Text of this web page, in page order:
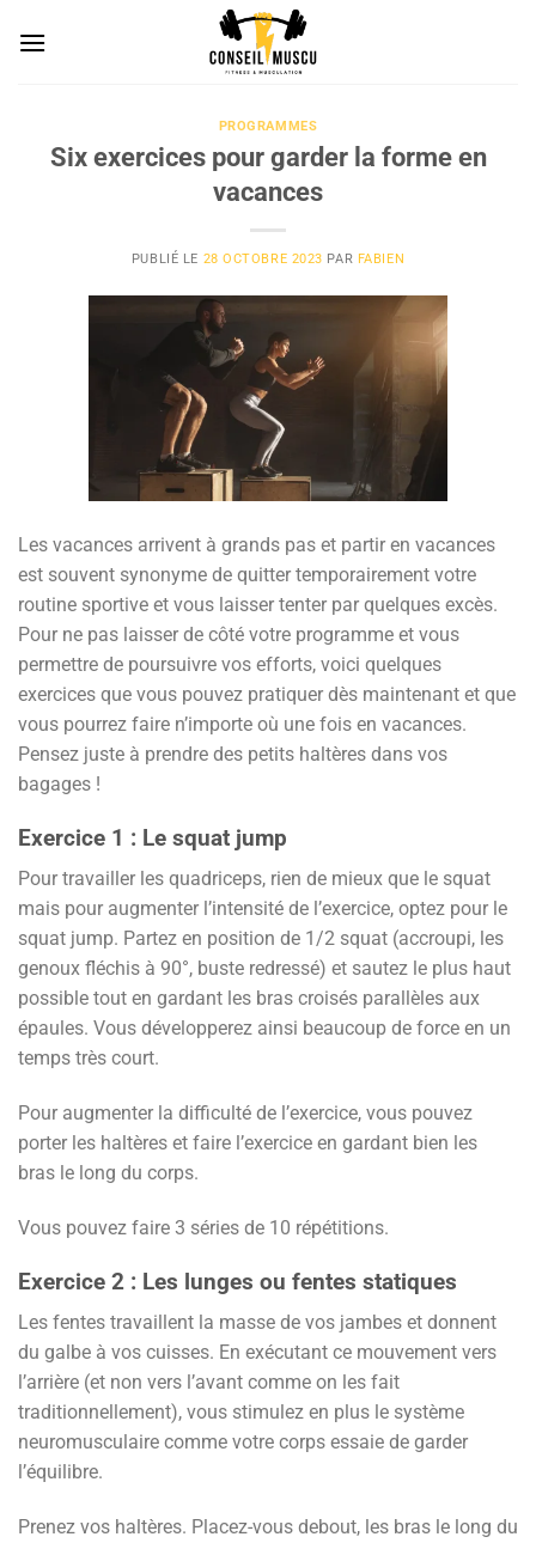
PROGRAMMES
Six exercices pour garder la forme en
vacances
PUBLIÉ LE 28 OCTOBRE 2023 PAR FABIEN
Les vacances arrivent à grands pas et partir en vacances
est souvent synonyme de quitter temporairement votre
routine sportive et vous laisser tenter par quelques excès.
Pour ne pas laisser de côté votre programme et vous
permettre de poursuivre vos efforts, voici quelques
exercices que vous pouvez pratiquer dès maintenant et que
vous pourrez faire n’importe où une fois en vacances.
Pensez juste à prendre des petits haltères dans vos
bagages !
Exercice 1 : Le squat jump
Pour travailler les quadriceps, rien de mieux que le squat
mais pour augmenter l’intensité de l’exercice, optez pour le
squat jump. Partez en position de 1/2 squat (accroupi, les
genoux fléchis à 90°, buste redressé) et sautez le plus haut
possible tout en gardant les bras croisés parallèles aux
épaules. Vous développerez ainsi beaucoup de force en un
temps très court.
Pour augmenter la difficulté de l’exercice, vous pouvez
porter les haltères et faire l’exercice en gardant bien les
bras le long du corps.
Vous pouvez faire 3 séries de 10 répétitions.
Exercice 2 : Les lunges ou fentes statiques
Les fentes travaillent la masse de vos jambes et donnent
du galbe à vos cuisses. En exécutant ce mouvement vers
l’arrière (et non vers l’avant comme on les fait
traditionnellement), vous stimulez en plus le système
neuromusculaire comme votre corps essaie de garder
l’équilibre.
Prenez vos haltères. Placez-vous debout, les bras le long du